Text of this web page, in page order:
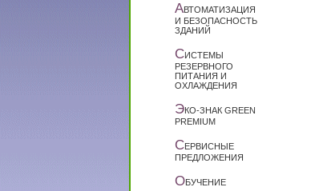
АВТОМАТИЗАЦИЯ
И БЕЗОПАСНОСТЬ
ЗДАНИЙ
СИСТЕМЫ
РЕЗЕРВНОГО
ПИТАНИЯ И
ОХЛАЖДЕНИЯ
ЭКО-ЗНАК GREEN
PREMIUM
СЕРВИСНЫЕ
ПРЕДЛОЖЕНИЯ
ОБУЧЕНИЕ